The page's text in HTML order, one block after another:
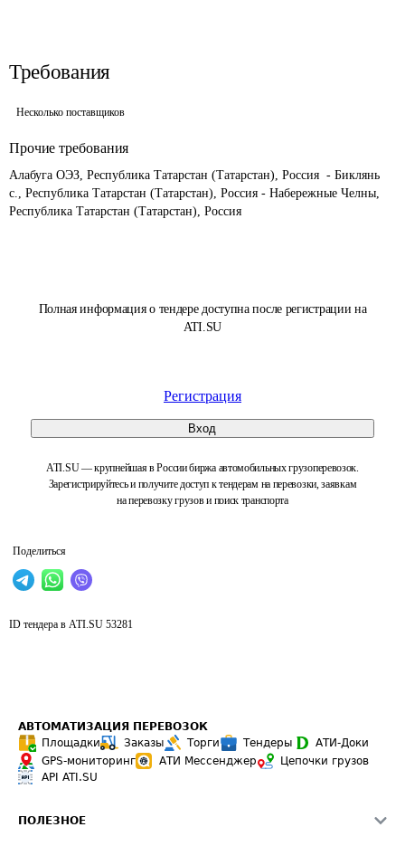
Полная информация о тендере доступна после регистрации на
ATI.SU
Регистрация
Вход
ATI.SU — крупнейшая в России биржа автомобильных грузоперевозок.
Зарегистрируйтесь и получите доступ к тендерам на перевозки, заявкам
на перевозку грузов и поиск транспорта
Поделиться
Требования
Несколько поставщиков
Прочие требования
Алабуга ОЭЗ, Республика Татарстан (Татарстан), Россия  - Биклянь
с., Республика Татарстан (Татарстан), Россия - Набережные Челны,
Республика Татарстан (Татарстан), Россия
ID тендера в ATI.SU 53281
АВТОМАТИЗАЦИЯ ПЕРЕВОЗОК
Площадки
Заказы Торги Тендеры
АТИ-Доки
GPS-мониторинг
АТИ Мессенджер
Цепочки грузов
API ATI.SU
ПОЛЕЗНОЕ